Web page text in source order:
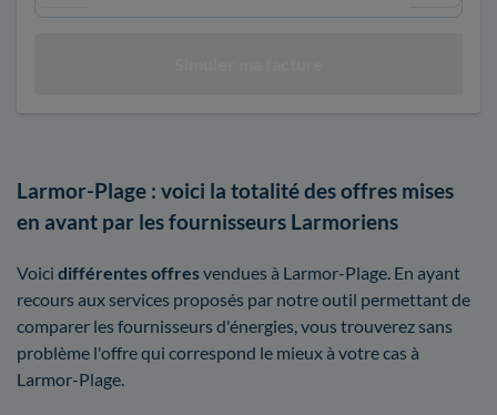
Larmor-Plage : voici la totalité des offres mises
en avant par les fournisseurs Larmoriens
Voici différentes offresvendues à Larmor-Plage. En ayant
recours aux services proposés par notre outil permettant de
comparer les fournisseurs d'énergies, vous trouverez sans
problème l'offre qui correspond le mieux à votre cas à
Larmor-Plage.